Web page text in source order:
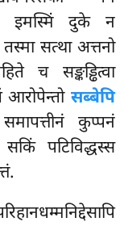
इमस्मिं दुके न
सत्था अत्तनो
च सङ्कड्ढित्वा
आरोपेन्तो सब्बेपि
कुप्पनं
पटिविद्धस्स